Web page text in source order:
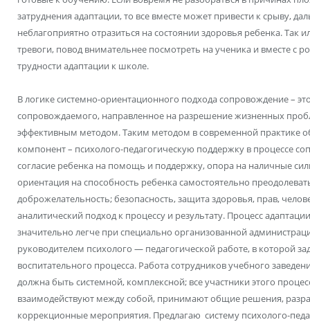
затруднения адаптации, то все вместе может привести к срыву,
неблагоприятно отразиться на состоянии здоровья ребенка. Так
тревоги, повод внимательнее посмотреть на ученика и вместе с
трудности адаптации к школе.
В логике системно-ориентационного подхода сопровождение –
сопровождаемого, направленное на разрешение жизненных
эффективным методом. Таким методом в современной практике
компонент – психолого-педагогическую поддержку в процессе
согласие ребенка на помощь и поддержку, опора на наличные
ориентация на способность ребенка самостоятельно
доброжелательность; безопасность, защита здоровья, прав,
аналитический подход к процессу и результату. Процесс
значительно легче при специально организованной
руководителем психолого — педагогической работе, в которой
воспитательного процесса. Работа сотрудников учебного
должна быть системной, комплексной; все участники этого
взаимодействуют между собой, принимают общие решения,
коррекционные мероприятия. Предлагаю систему психолого-